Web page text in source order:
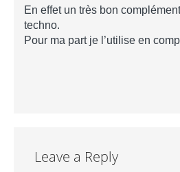
En effet un très bon
techno.
Pour ma part je l’utilise en
Leave a Reply